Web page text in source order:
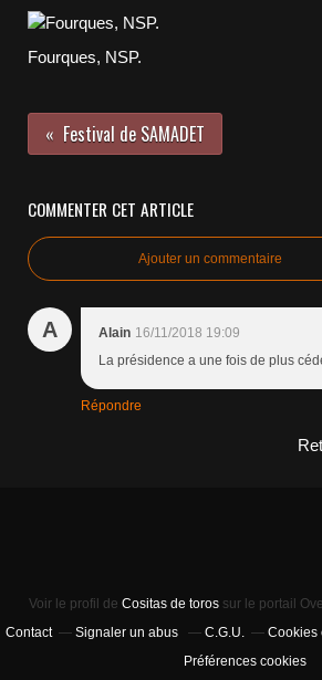
Fourques, NSP.
Festival de SAMADET
COMMENTER CET ARTICLE
Ajouter un commentaire
A Alain 16/11/2018 19:09
La présidence a une fois de plus
Répondre
Voir le profil de Cositas de toros sur le portail
Contact
Signaler un abus C.G.U.
Cookies
Préférences cookies